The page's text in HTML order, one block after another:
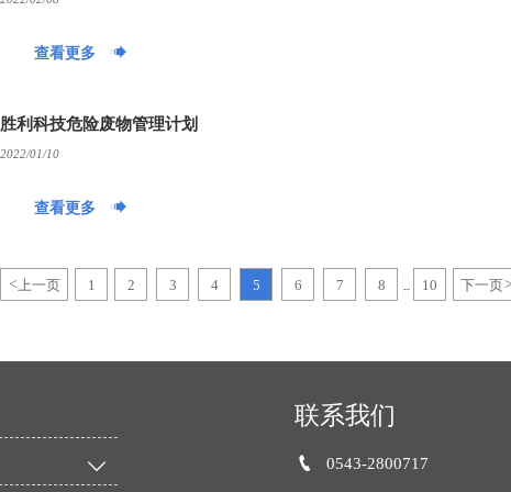
查看更多 
胜利科技危险废物管理计划
2022/01/10
查看更多 
<上一页 1 2 3 4 5 6 7 8 ... 10 下一页

联系我们
 0543-2800717